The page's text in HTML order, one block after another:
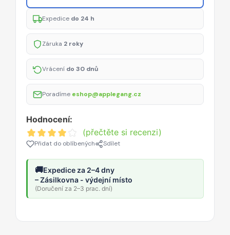
Expedice do 24 h
Záruka 2 roky
Vrácení do 30 dnů
Poradíme eshop@applegang.cz
Hodnocení:
(přečtěte si recenzi)
Přidat do oblíbených Sdílet
🚚Expedice za 2–4 dny
– Zásilkovna - výdejní místo
(Doručení za 2–3 prac. dní)